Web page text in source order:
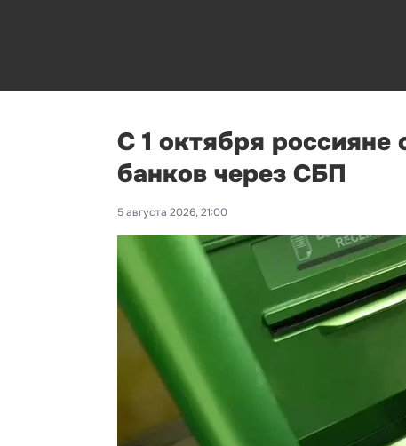
С 1 октября россияне
банков через СБП
5 августа 2026, 21:00